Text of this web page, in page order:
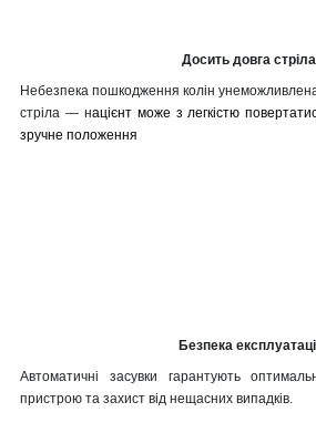
Досить довга стріла
Небезпека пошкодження колін унеможливлена,
стріла — націєнт може з легкістю
зручне положення
Безпека
Автоматичні засувки гарантують
пристрою та захист від нещасних випадків.